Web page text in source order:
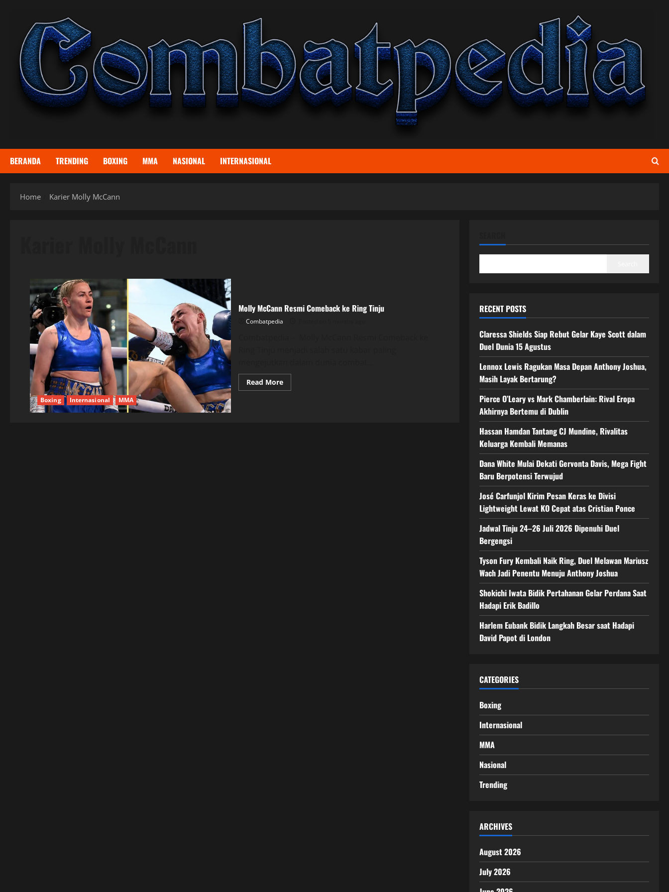
content
BERANDA TRENDING BOXING MMA NASIONAL INTERNASIONAL
Home Karier Molly McCann
Boxing Internasional MMA
Molly McCann Resmi Comeback ke Ring Tinju
Combatpedia
Read MoreRead
more
RECENT POSTS
Claressa Shields Siap Rebut Gelar Kaye Scott dalam
Duel Dunia 15 Agustus
Lennox Lewis Ragukan Masa Depan Anthony Joshua,
Masih Layak Bertarung?
Pierce O’Leary vs Mark Chamberlain: Rival Eropa
Akhirnya Bertemu di Dublin
Hassan Hamdan Tantang CJ Mundine, Rivalitas
Keluarga Kembali Memanas
Dana White Mulai Dekati Gervonta Davis, Mega Fight
Baru Berpotensi Terwujud
José Carfunjol Kirim Pesan Keras ke Divisi
Lightweight Lewat KO Cepat atas Cristian Ponce
Jadwal Tinju 24–26 Juli 2026 Dipenuhi Duel
Bergengsi
Tyson Fury Kembali Naik Ring, Duel Melawan Mariusz
Wach Jadi Penentu Menuju Anthony Joshua
Shokichi Iwata Bidik Pertahanan Gelar Perdana Saat
Hadapi Erik Badillo
Harlem Eubank Bidik Langkah Besar saat Hadapi
David Papot di London
CATEGORIES
Boxing
Internasional
MMA
Nasional
Trending
ARCHIVES
August 2026
July 2026